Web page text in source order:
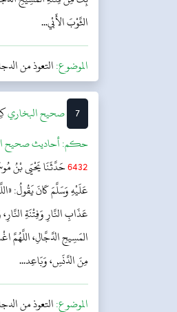
الثَّوْبَ الأَبْي...
الموضوع:التعوذ من
7 ‌‌صحيح البخاري
حکم:أحاديث صحيح
6432حَدَّثَنَا يَحْيَى بْنُ
عَلَيْهِ وَسَلَّمَ كَانَ يَقُولُ:
عَذَابِ النَّارِ وَفِتْنَةِ
المَسِيحِ الدَّجَّالِ، اللَّهُمَّ
مِنَ الدَّنَسِ، وَبَاعِد...
الموضوع:التعوذ من